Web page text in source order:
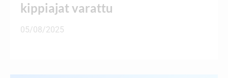
kippiajat varattu
05/08/2025